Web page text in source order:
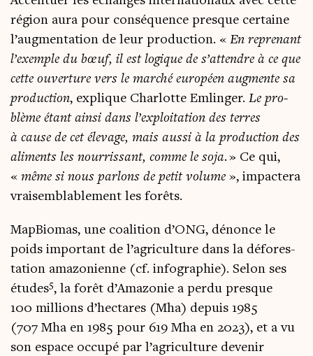
région aura pour consé­quence presque cer­taine
l’augmentation de leur pro­duc­tion. « En repre­nant
l’exemple du bœuf, il est logique de s’attendre à ce que
cette ouver­ture vers le mar­ché euro­péen aug­mente sa
pro­duc­tion, explique Char­lotte Emlin­ger. Le pro­
blème étant ain­si dans l’exploitation des terres
à cause de cet éle­vage, mais aus­si à la pro­duc­tion des
ali­ments les nour­ris­sant, comme le soja. » Ce qui,
« même si nous par­lons de petit volume », impac­te­ra
vrai­sem­bla­ble­ment les forêts.
Map­Bio­mas, une coa­li­tion d’ONG, dénonce le
poids impor­tant de l’agriculture dans la défo­res­
ta­tion ama­zo­nienne (cf. info­gra­phie). Selon ses
études5, la forêt d’Amazonie a per­du presque
100 mil­lions d’hectares (Mha) depuis 1985
(707 Mha en 1985 pour 619 Mha en 2023), et a vu
son espace occu­pé par l’agriculture deve­nir